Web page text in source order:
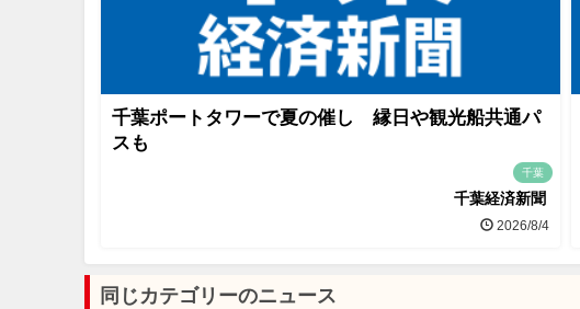
千葉ポートタワーで夏の催し 縁日や観光船共通パ
スも
千葉
千葉経済新聞
2026/8/4
同じカテゴリーのニュース